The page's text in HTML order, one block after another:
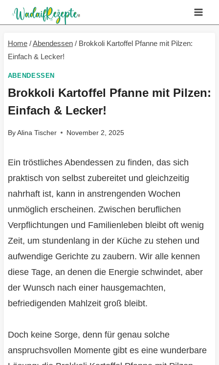
Skip
to
content
Home /Abendessen / Brokkoli Kartoffel Pfanne mit Pilzen:
Einfach & Lecker!
ABENDESSEN
Brokkoli Kartoffel Pfanne mit Pilzen:
Einfach & Lecker!
ByAlina Tischer November 2, 2025
Ein tröstliches Abendessen zu finden, das sich
praktisch von selbst zubereitet und gleichzeitig
nahrhaft ist, kann in anstrengenden Wochen
unmöglich erscheinen. Zwischen beruflichen
Verpflichtungen und Familienleben bleibt oft wenig
Zeit, um stundenlang in der Küche zu stehen und
aufwendige Gerichte zu zaubern. Wir alle kennen
diese Tage, an denen die Energie schwindet, aber
der Wunsch nach einer hausgemachten,
befriedigenden Mahlzeit groß bleibt.
Doch keine Sorge, denn für genau solche
anspruchsvollen Momente gibt es eine wunderbare